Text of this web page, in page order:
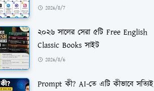
2026/8/7
২০২৬ সালের সেরা ৫টি Free English
Classic Books সাইট
2026/8/6
Prompt কী? AI-তে এটি কীভাবে সত্যিই